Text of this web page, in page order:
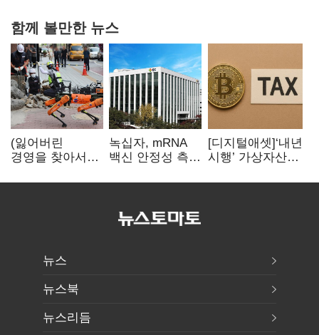
함께 볼만한 뉴스
(잃어버린
경영을 찾아서)
속도의 환상:
녹십자, mRNA
백신 안정성 측정
[디지털애셋]‘내년
시행’ 가상자산
문턱 넘을까
뉴스
뉴스북
뉴스리듬